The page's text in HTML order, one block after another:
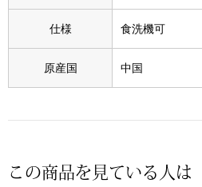
仕様 食洗機可
原産国 中国
この商品を見ている人は